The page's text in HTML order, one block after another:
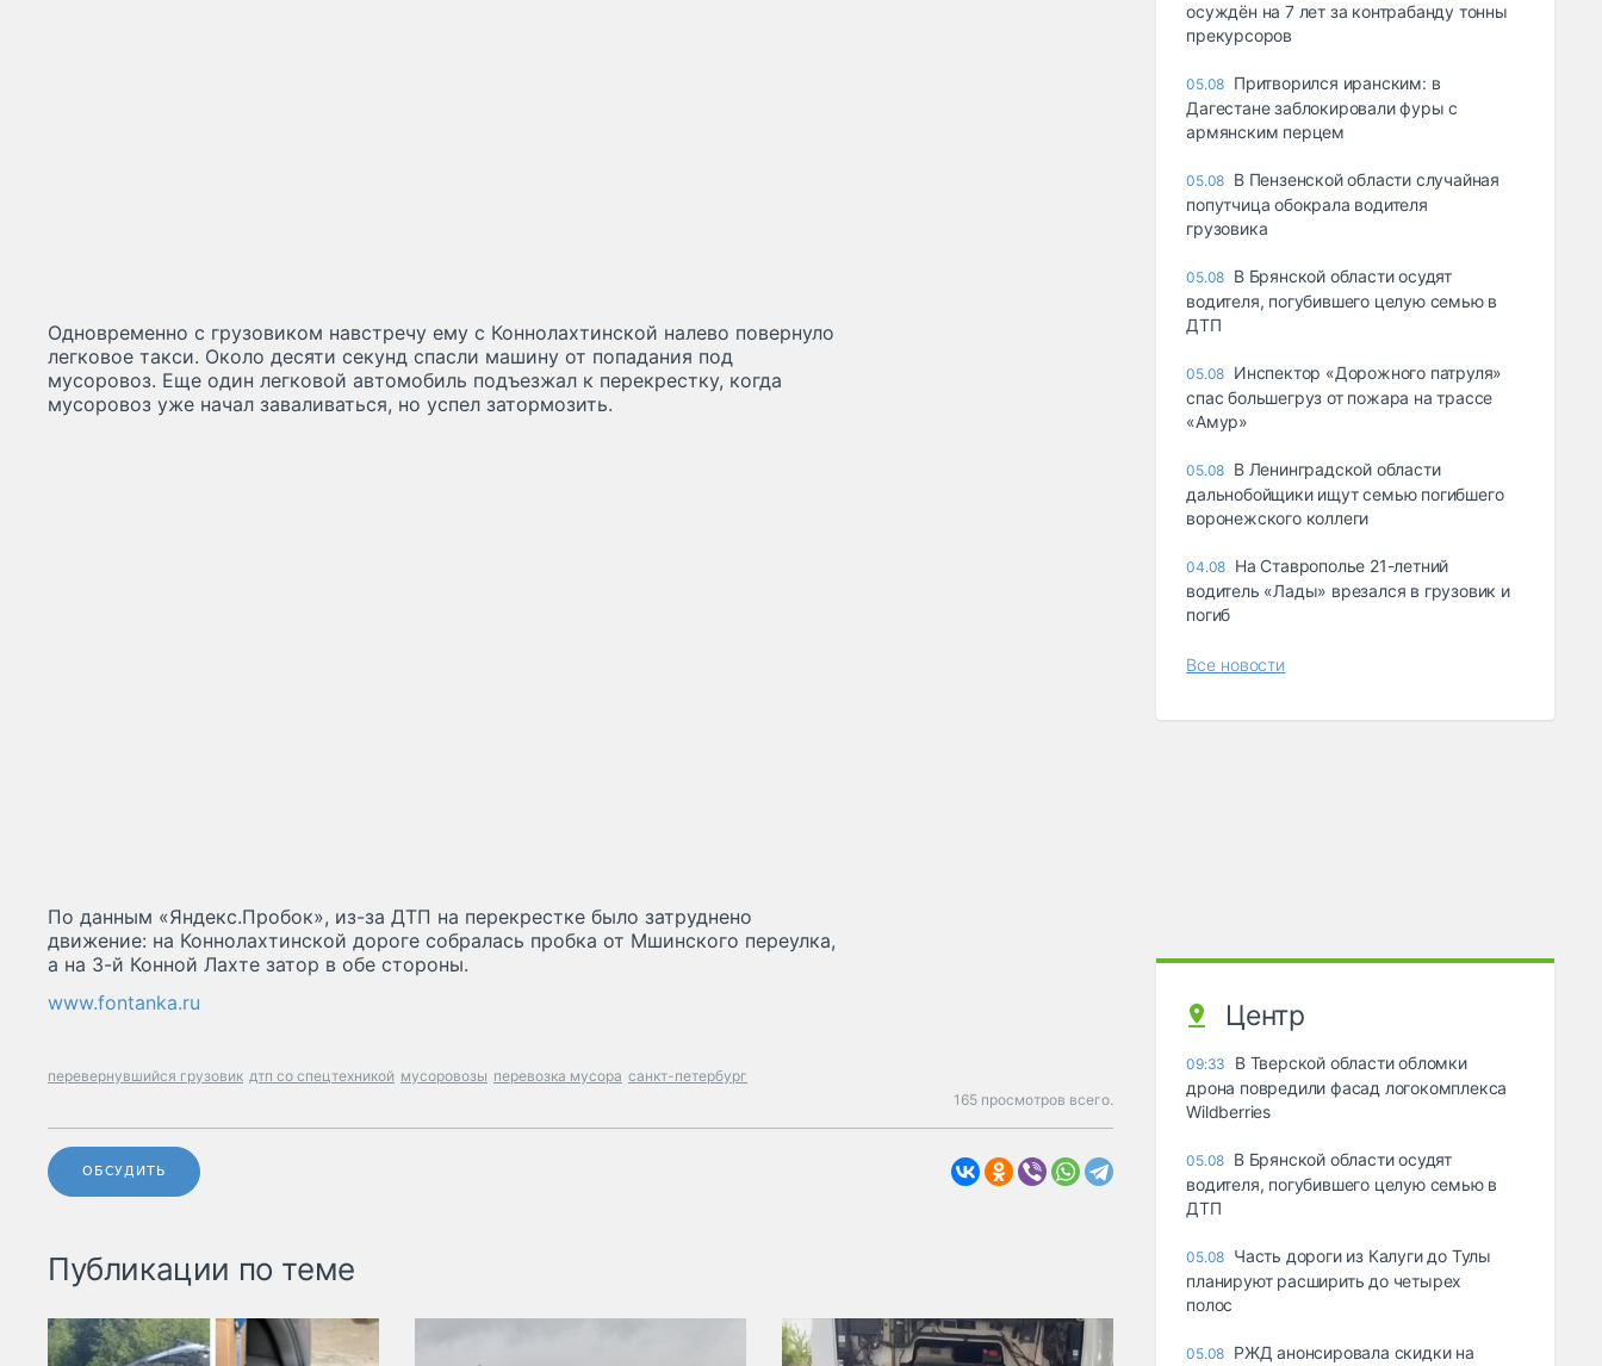
Одновременно с грузовиком навстречу ему с Коннолахтинской налево повернуло
легковое такси. Около десяти секунд спасли машину от попадания под
мусоровоз. Еще один легковой автомобиль подъезжал к перекрестку, когда
мусоровоз уже начал заваливаться, но успел затормозить.
По данным «Яндекс.Пробок», из-за ДТП на перекрестке было затруднено
движение: на Коннолахтинской дороге собралась пробка от Мшинского переулка,
а на 3-й Конной Лахте затор в обе стороны.
www.fontanka.ru
перевернувшийся грузовик дтп со спецтехникой мусоровозы перевозка мусора санкт-петербург
165 просмотров всего.
ОБСУДИТЬ
Публикации по теме
осуждён на 7 лет за контрабанду тонны
прекурсоров
05.08 Притворился иранским: в
Дагестане заблокировали фуры с
армянским перцем
05.08 В Пензенской области случайная
попутчица обокрала водителя
грузовика
05.08 В Брянской области осудят
водителя, погубившего целую семью в
ДТП
05.08 Инспектор «Дорожного патруля»
спас большегруз от пожара на трассе
«Амур»
05.08 В Ленинградской области
дальнобойщики ищут семью погибшего
воронежского коллеги
04.08 На Ставрополье 21-летний
водитель «Лады» врезался в грузовик и
погиб
Все новости
Центр
09:33
В Тверской области обломки
дрона повредили фасад логокомплекса
Wildberries
05.08 В Брянской области осудят
водителя, погубившего целую семью в
ДТП
05.08 Часть дороги из Калуги до Тулы
планируют расширить до четырех
полос
05.08 РЖД анонсировала скидки на